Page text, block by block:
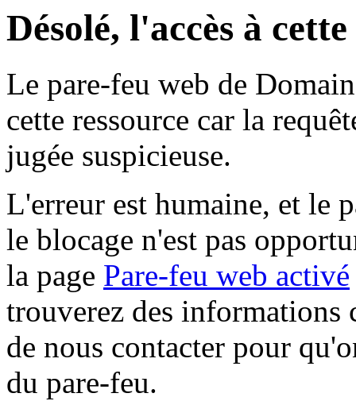
Désolé, l'accès à
Le pare-feu web de
cette ressource car la
jugée suspicieuse.
L'erreur est humaine, et le
le blocage n'est pas
la page Pare-feu web activé
trouverez des informations
de nous contacter pour
du pare-feu.